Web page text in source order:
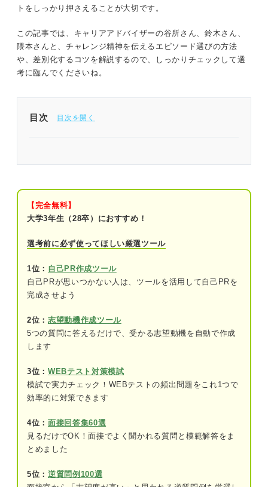
トをしっかり押さえることが大切です。
この記事では、キャリアアドバイザーの谷所さん、鈴木さん、
隈本さんと、チャレンジ精神を伝えるエピソード選びの方法
や、差別化するコツを解説するので、しっかりチェックして選
考に臨んでくださいね。
目次
チャレンジ精神のある人材を求める企業は多い
そもそもチャレンジ精神とは
ライする
チャレンジの種類②苦手なことにくじけず
向き合う
に立ち向かう
①リスクを把握したうえでチャレンジする
②周囲の協力を得ながらチャレンジする
チャレンジ精神をアピールして高評価を得る4つの
コツ
容にする
【完全無料】
大学3年生（28卒）におすすめ！
選考前に必ず使ってほしい厳選ツール
1位： 自己PR作成ツール
自己PRが思いつかない人は、ツールを活用して自己PRを
完成させよう
2位： 志望動機作成ツール
5つの質問に答えるだけで、受かる志望動機を自動で作成
します
3位： WEBテスト対策模試
模試で実力チェック！WEBテストの頻出問題をこれ1つで
効率的に対策できます
4位： 面接回答集60選
見るだけでOK！面接でよく聞かれる質問と模範解答をま
とめました
5位： 逆質問例100選